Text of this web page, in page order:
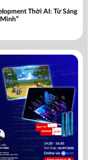
Thời AI: Từ Sáng